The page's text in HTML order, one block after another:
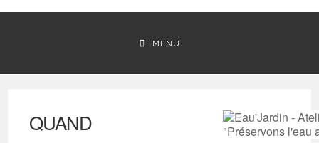
MENU
QUAND